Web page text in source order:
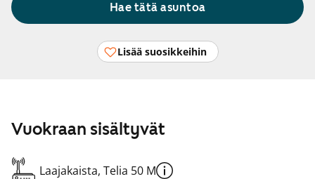
Hae tätä asuntoa
Lisää suosikkeihin
Vuokraan sisältyvät
Laajakaista, Telia 50 M